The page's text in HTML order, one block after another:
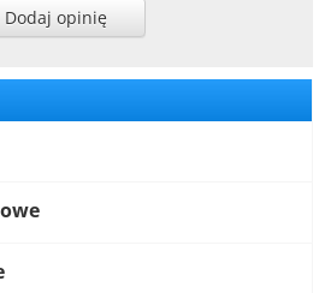
Dodaj opinię